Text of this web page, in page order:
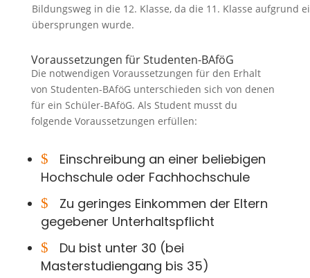
Bildungsweg in die 12. Klasse, da die 11. Klasse aufgrund
übersprungen wurde.
Voraussetzungen für Studenten-BAföG
Die notwendigen Voraussetzungen für den Erhalt
von Studenten-BAföG unterschieden sich von denen
für ein Schüler-BAföG. Als Student musst du
folgende Voraussetzungen erfüllen:
$
Einschreibung an einer beliebigen
Hochschule oder Fachhochschule
$
Zu geringes Einkommen der Eltern
gegebener Unterhaltspflicht
$
Du bist unter 30 (bei
Masterstudiengang bis 35)